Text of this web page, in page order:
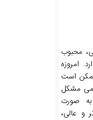
محبوب
امروزه
است
مشکل
صورت
و عالی،